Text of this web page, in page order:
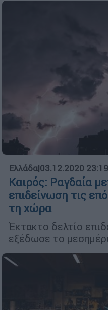
Ελλάδα|03.12.2020 23:19
Καιρός: Ραγδαία
επιδείνωση τις
τη χώρα
Έκτακτο δελτίο
εξέδωσε το